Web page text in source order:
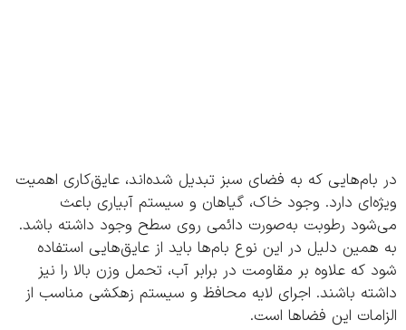
که به فضای سبز تبدیل شده‌اند، عایق‌کاری اهمیت
دارد. وجود خاک، گیاهان و سیستم آبیاری باعث
رطوبت به‌صورت دائمی روی سطح وجود داشته باشد.
دلیل در این نوع بام‌ها باید از عایق‌هایی استفاده
علاوه بر مقاومت در برابر آب، تحمل وزن بالا را نیز
باشند. اجرای لایه محافظ و سیستم زهکشی مناسب از
این فضاها است.